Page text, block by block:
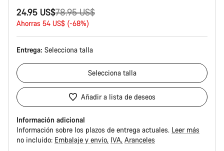
24.95 US$
Precio
original
78.95 US$
Ahorras 54 US$ (-68%)
Entrega: Selecciona talla
Selecciona talla
Añadir a lista de deseos
Información adicional
Información sobre los plazos de entrega actuales. Leer más
no incluído: Embalaje y envío IVA Aranceles